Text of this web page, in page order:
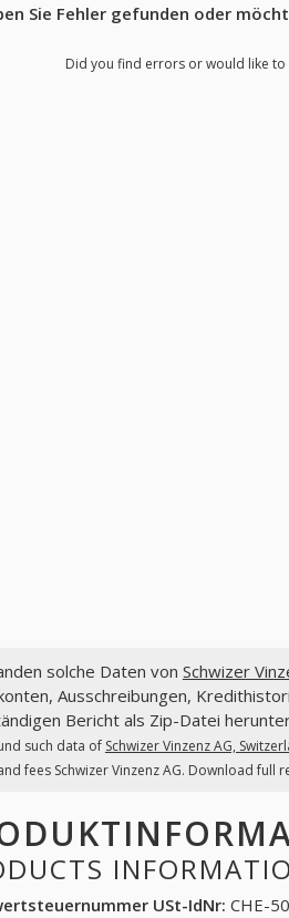
Sie Fehler gefunden oder
Did you find errors or would like to
solche Daten von Schwizer
Ausschreibungen,
Bericht als Zip-Datei
such data of Schwizer Vinzenz AG,
fees Schwizer Vinzenz AG. Download full
USt-IdNr: CHE-